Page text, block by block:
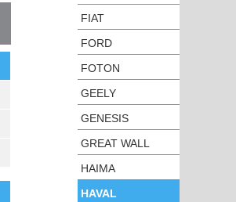
FIAT
FORD
FOTON
GEELY
GENESIS
GREAT WALL
HAIMA
HAVAL